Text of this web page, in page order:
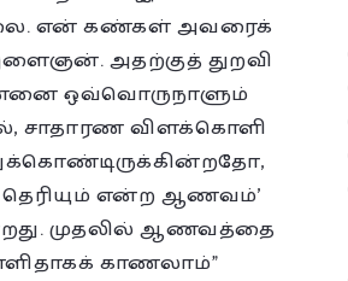
என் கண்கள் அவரைக்
அதற்குத் துறவி
ஒவ்வொருநாளும்
சாதாரண விளக்கொளி
தெரியும் என்ற ஆணவம்’
முதலில் ஆணவத்தை
காணலாம்”